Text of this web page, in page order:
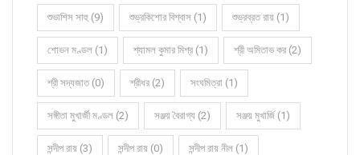
শুভাশিস সাহু (9) শুভ্রকিশোর বিশ্বাস (1) শুভ্রব্রত রায় (1)
শোভন মণ্ডল (1) শ্যামল কুমার মিশ্র (1) শ্রী অমিতাভ কর (2)
শ্রী সদ্যজাত (0) শ্রীধর (2) সংঘমিত্রা (1)
সঙ্গীতা মুখার্জী মণ্ডল (2) সঞ্জয় বৈরাগ্য (2) সঞ্জয় মুখার্জি (1)
সন্দীপ রায় (3) সন্দীপ রায় (0) সন্দীপ রায় নীল (1)